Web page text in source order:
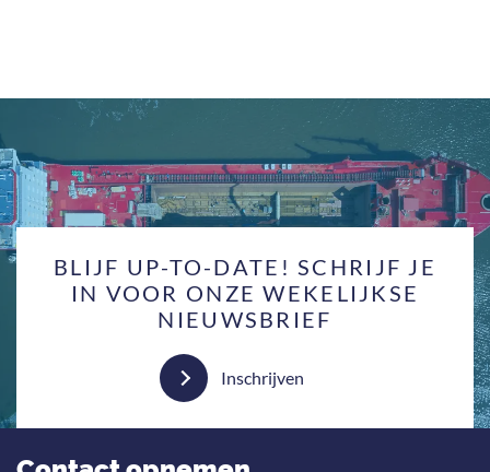
BLIJF UP-TO-DATE! SCHRIJF JE
IN VOOR ONZE WEKELIJKSE
NIEUWSBRIEF
Inschrijven